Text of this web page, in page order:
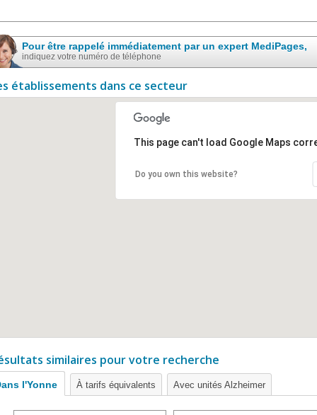
Pour être rappelé immédiatement par un expert MediPages,
indiquez votre numéro de téléphone
établissements dans ce secteur
This page can't load Google Maps
Do you own this website?
similaires pour votre recherche
l'Yonne À tarifs équivalents Avec unités Alzheimer